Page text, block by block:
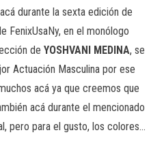
durante la sexta edición de
FenixUsaNy, en el monólogo
de YOSHVANI MEDINA, se
Actuación Masculina por ese
acá ya que creemos que
acá durante el mencionado
pero para el gusto, los colores…